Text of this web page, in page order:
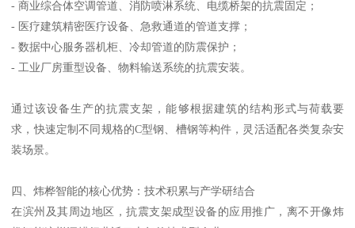
- 商业综合体空调管道、消防喷淋系统、电缆桥架的抗震固定；
- 医疗建筑精密医疗设备、急救通道的管道支撑；
- 数据中心服务器机柜、冷却管道的防震保护；
- 工业厂房重型设备、物料输送系统的抗震安装。
通过该设备生产的抗震支架，能够根据建筑的结构形式与荷载要
求，快速定制不同规格的C型钢、槽钢等构件，灵活适配各类复杂安
装场景。
四、炜桦智能的核心优势：技术积累与产学研结合
在滨州及其周边地区，抗震支架成型设备的应用推广，离不开像炜